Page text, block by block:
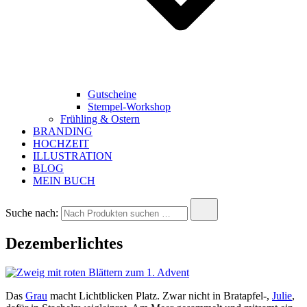
Gutscheine
Stempel-Workshop
Frühling & Ostern
BRANDING
HOCHZEIT
ILLUSTRATION
BLOG
MEIN BUCH
Suche nach:
Dezemberlichtes
Das Grau macht Lichtblicken Platz. Zwar nicht in Bratapfel-, Julie,